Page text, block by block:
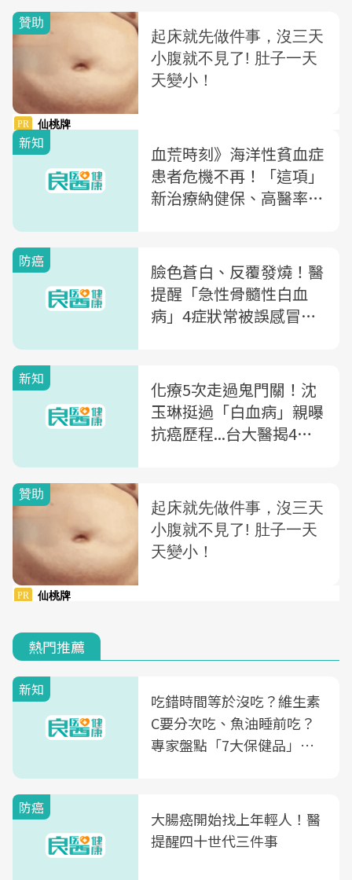
新知
血荒時刻》海洋性貧血症
患者危機不再！「這項」
新治療納健保、高醫率先
防癌
臉色蒼白、反覆發燒！醫
提醒「急性骨髓性白血
病」4症狀常被誤感冒，
新知
化療5次走過鬼門關！沈
玉琳挺過「白血病」親曝
抗癌歷程...台大醫揭4症
熱門推薦
新知
吃錯時間等於沒吃？維生素
C要分次吃、魚油睡前吃？
專家盤點「7大保健品」的
防癌
大腸癌開始找上年輕人！醫
提醒四十世代三件事